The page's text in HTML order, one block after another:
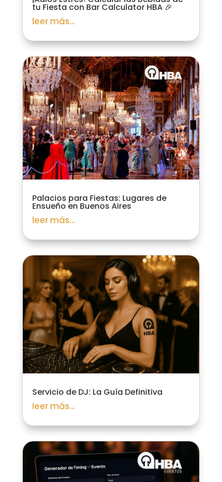
tu Fiesta con Bar Calculator HBA 🎉
leer más...
Palacios para Fiestas: Lugares de
Ensueño en Buenos Aires
leer más...
Servicio de DJ: La Guía Definitiva
leer más...